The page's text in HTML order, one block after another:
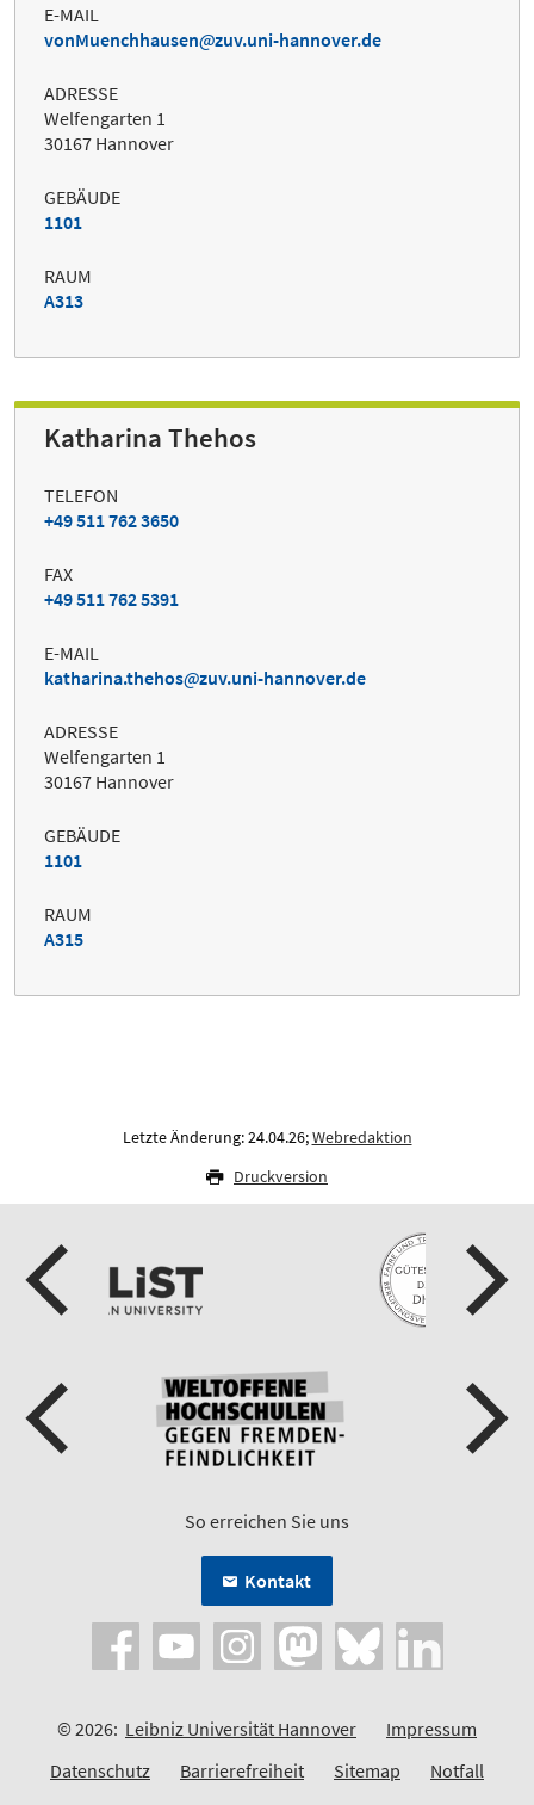
E-MAIL
vonMuenchhausen
zuv.uni-hannover.de
ADRESSE
Welfengarten 1
30167 Hannover
GEBÄUDE
1101
RAUM
A313
Katharina Thehos
TELEFON
+49 511 762 3650
FAX
+49 511 762 5391
E-MAIL
katharina.thehos
zuv.uni-hannover.de
ADRESSE
Welfengarten 1
30167 Hannover
GEBÄUDE
1101
RAUM
A315
Letzte Änderung: 24.04.26;Webredaktion
Druckversion
So erreichen Sie uns
Kontakt
© 2026: Leibniz Universität Hannover
Impressum
Datenschutz
Barrierefreiheit Sitemap
Notfall